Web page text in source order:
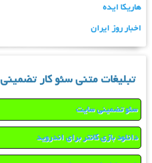
هاریکا ایده
اخبار روز ایران
تبلیغات متنی سئو کار تضمینی
سئو تضمینی سایت
دانلود بازی کانتر برای اندروید